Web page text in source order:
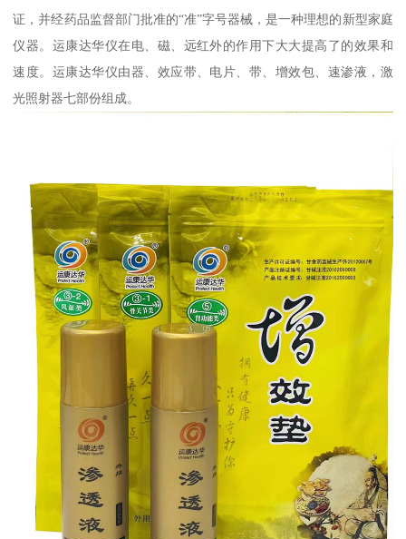
证，并经药品监督部门批准的“准”字号器械，是一种理想的新型家庭
仪器。运康达华仪在电、磁、远红外的作用下大大提高了的效果和
速度。运康达华仪由器、效应带、电片、带、增效包、速渗液，激
光照射器七部份组成。